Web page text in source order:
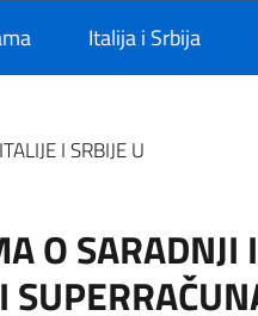
Italija i Srbija
I SRBIJE U
O